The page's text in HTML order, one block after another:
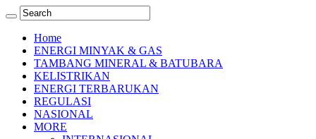
Home
ENERGI MINYAK & GAS
TAMBANG MINERAL & BATUBARA
KELISTRIKAN
ENERGI TERBARUKAN
REGULASI
NASIONAL
MORE